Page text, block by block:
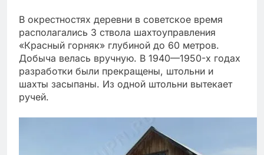
В окрестностях деревни в советское время
располагались 3 ствола шахтоуправления
«Красный горняк» глубиной до 60 метров.
Добыча велась вручную. В 1940—1950-х годах
разработки были прекращены, штольни и
шахты засыпаны. Из одной штольни вытекает
ручей.